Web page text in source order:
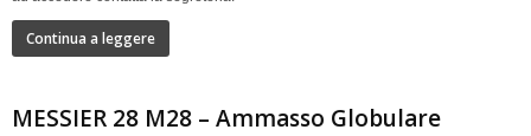
Continua a leggere
MESSIER 28 M28 – Ammasso Globulare